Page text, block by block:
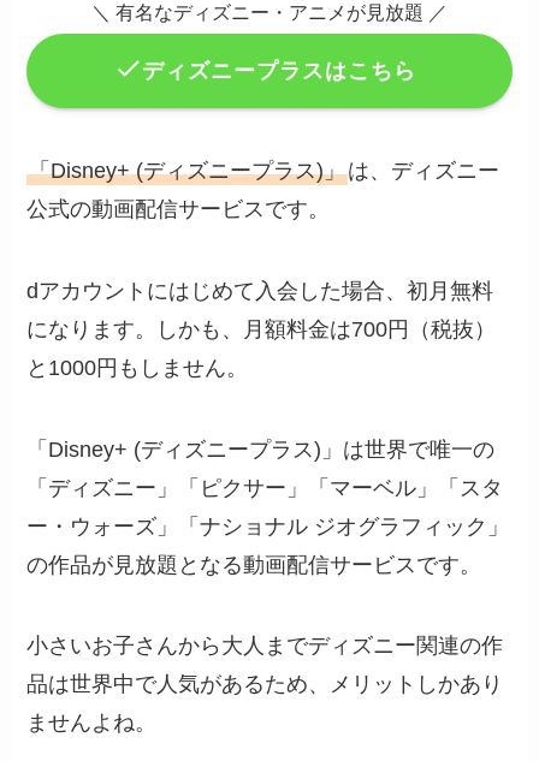
＼ 有名なディズニー・アニメが見放題 ／
ディズニープラスはこちら
「Disney+ (ディズニープラス)」は、ディズニー
公式の動画配信サービスです。
dアカウントにはじめて入会した場合、初月無料
になります。しかも、月額料金は700円（税抜）
と1000円もしません。
「Disney+ (ディズニープラス)」は世界で唯一の
「ディズニー」「ピクサー」「マーベル」「スタ
ー・ウォーズ」「ナショナル ジオグラフィック」
の作品が見放題となる動画配信サービスです。
小さいお子さんから大人までディズニー関連の作
品は世界中で人気があるため、メリットしかあり
ませんよね。